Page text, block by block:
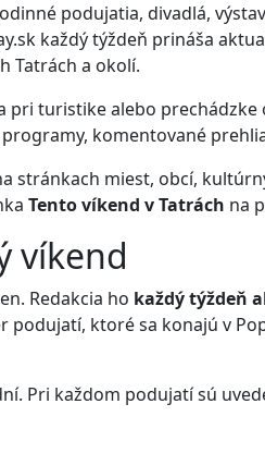
podujatia, divadlá,
každý týždeň prináša
Tatrách a okolí.
pri turistike alebo
komentované
stránkach miest, obcí,
Tento víkend v Tatrách na
víkend
Redakcia ho každý týždeň
ktoré sa konajú v
Pri každom podujatí sú